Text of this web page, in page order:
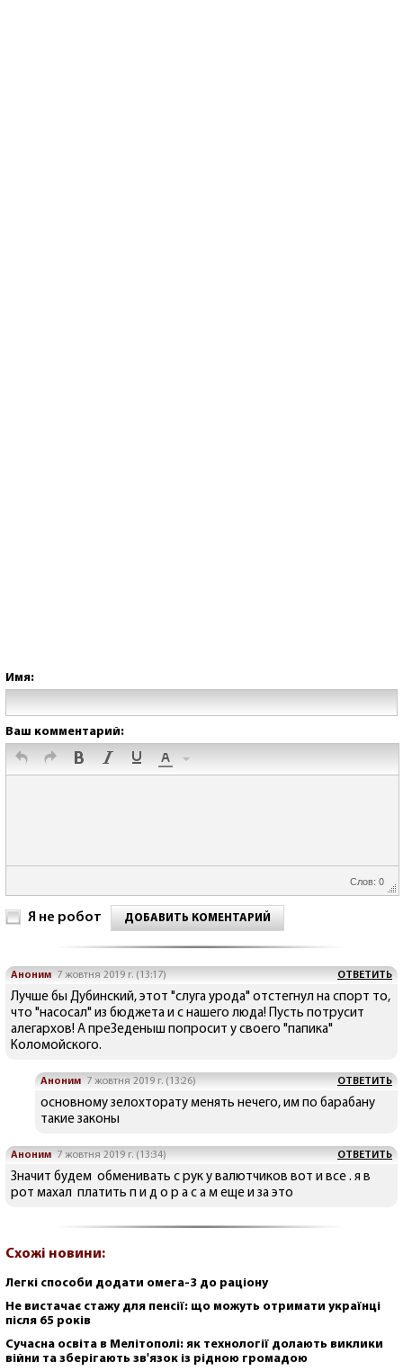
Имя:
Ваш комментарий:
Слов: 0
Я не робот ДОБАВИТЬ КОМЕНТАРИЙ
Аноним 7 жовтня 2019 г. (13:17) ОТВЕТИТЬ
Лучше бы Дубинский, этот "слуга урода" отстегнул на спорт то,
что "насосал" из бюджета и с нашего люда! Пусть потрусит
алегархов! А преЗеденыш попросит у своего "папика"
Коломойского.
Аноним 7 жовтня 2019 г. (13:26) ОТВЕТИТЬ
основному зелохторату менять нечего, им по барабану
такие законы
Аноним 7 жовтня 2019 г. (13:34) ОТВЕТИТЬ
Значит будем обменивать с рук у валютчиков вот и все . я в
рот махал платить п и д о р а с а м еще и за это
Схожі новини:
Легкі способи додати омега-3 до раціону
Не вистачає стажу для пенсії: що можуть отримати українці
після 65 років
Сучасна освіта в Мелітополі: як технології долають виклики
війни та зберігають зв'язок із рідною громадою